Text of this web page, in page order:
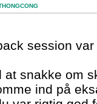
session
at snakke om
ind på